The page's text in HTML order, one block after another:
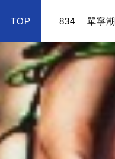
TOP 834 單寧潮